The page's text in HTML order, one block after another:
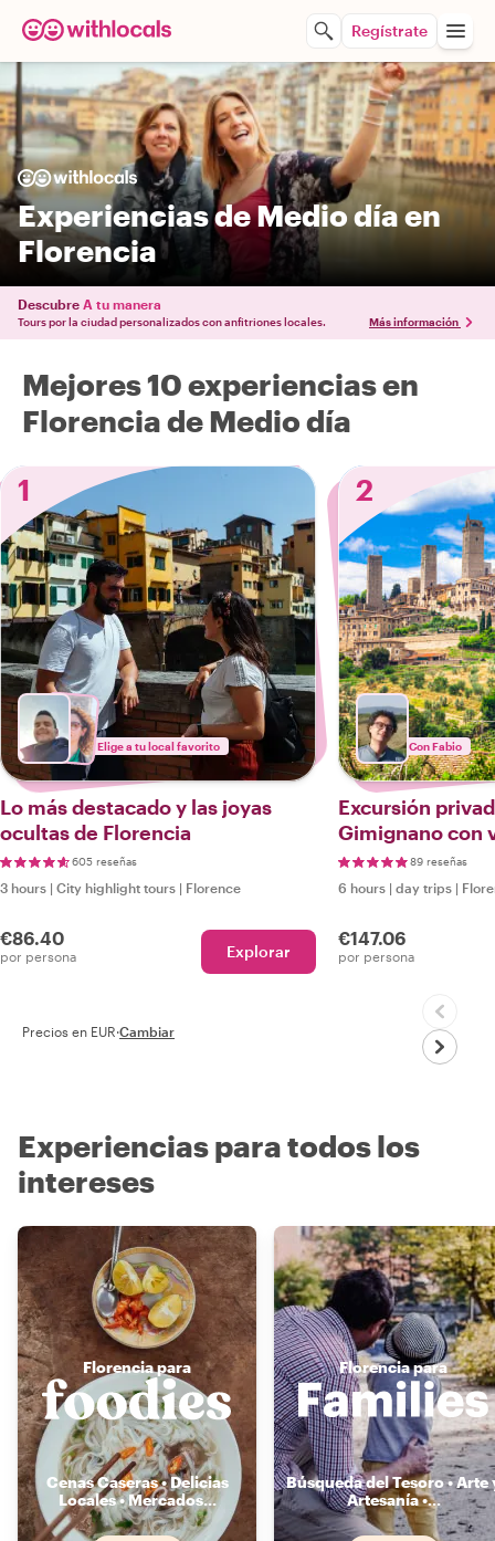
Regístrate
Experiencias de Medio día en
Florencia
Descubre A tu manera
Tours por la ciudad personalizados con anfitriones locales. Más información
Mejores 10 experiencias en
Florencia de Medio día
1
Elige a tu local favorito
Lo más destacado y las joyas
ocultas de Florencia
605 reseñas
3 hours | City highlight tours | Florence
€86.40
por persona Explorar
2
Con Fabio
Excursión
Gimignano con
panorámicas
89 reseñas
6 hours | day trips |
€147.06
por persona
Precios en EUR·Cambiar
Experiencias para todos los
intereses
Florencia para
Cenas Caseras • Delicias
Locales • Mercados...
Florencia para
Búsqueda del Tesoro • Arte
Artesanía •...